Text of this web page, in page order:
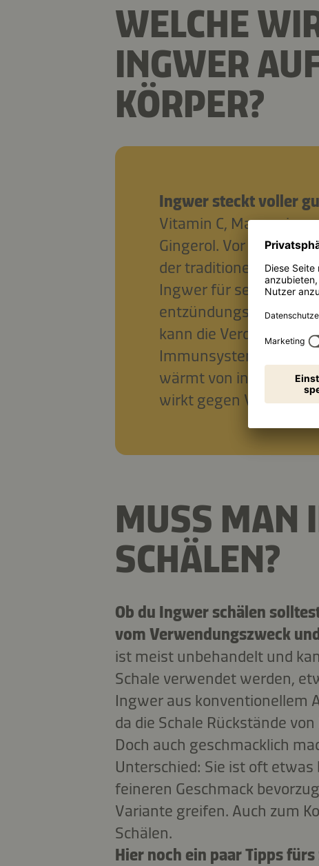
WELCHE
INGWER
KÖRPER?
Ingwer steckt voller
Vitamin C,
Gingerol. Vor allem in
der traditionellen
Ingwer für seine
kann die Verdauung
Immunsystem stärken
wärmt von innen, regt
wirkt gegen
MUSS MAN
SCHÄLEN?
Ob du Ingwer schälen
vom Verwendungszweck
ist meist unbehandelt und
Schale verwendet werden,
Ingwer aus konventionellem
da die Schale Rückstände
Doch auch geschmacklich
Unterschied: Sie ist oft etwas
feineren Geschmack
Variante greifen. Auch zum
Schälen.
Hier noch ein paar Tipps fürs